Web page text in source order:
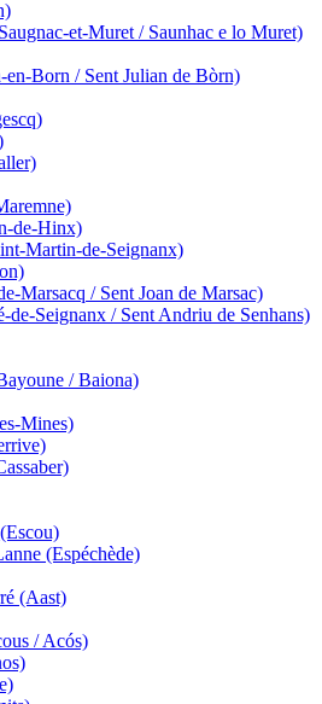
et-Muret / Saunhac e lo Muret)
en-Born / Sent Julian de Bòrn)
de-Hinx)
Martin-de-Seignanx)
Marsacq / Sent Joan de Marsac)
de-Seignanx / Sent Andriu de Senhans)
/ Baiona)
Mines)
(Espéchède)
(Aast)
/ Acós)